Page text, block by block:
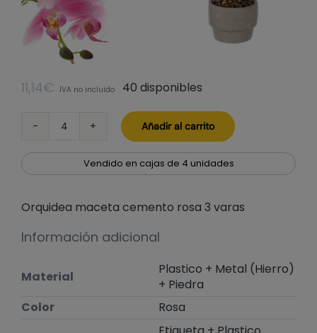
11,14€ IVA no incluido 40 disponibles
Orquidea
cemento
rosa
varas
Añadir al carrito
Vendido en cajas de 4 unidades
Orquidea maceta cemento rosa 3 varas
Información adicional
Material
Plastico + Metal (Hierro)
+ Piedra
Color
Rosa